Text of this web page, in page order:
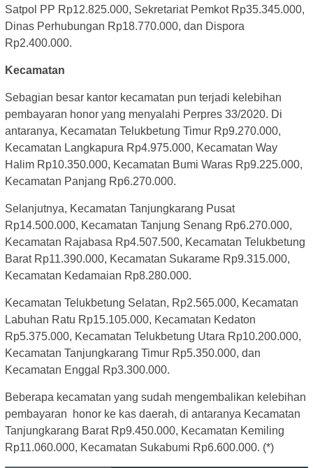
Satpol PP Rp12.825.000, Sekretariat Pemkot Rp35.345.000,
Dinas Perhubungan Rp18.770.000, dan Dispora
Rp2.400.000.
Kecamatan
Sebagian besar kantor kecamatan pun terjadi kelebihan
pembayaran honor yang menyalahi Perpres 33/2020. Di
antaranya, Kecamatan Telukbetung Timur Rp9.270.000,
Kecamatan Langkapura Rp4.975.000, Kecamatan Way
Halim Rp10.350.000, Kecamatan Bumi Waras Rp9.225.000,
Kecamatan Panjang Rp6.270.000.
Selanjutnya, Kecamatan Tanjungkarang Pusat
Rp14.500.000, Kecamatan Tanjung Senang Rp6.270.000,
Kecamatan Rajabasa Rp4.507.500, Kecamatan Telukbetung
Barat Rp11.390.000, Kecamatan Sukarame Rp9.315.000,
Kecamatan Kedamaian Rp8.280.000.
Kecamatan Telukbetung Selatan, Rp2.565.000, Kecamatan
Labuhan Ratu Rp15.105.000, Kecamatan Kedaton
Rp5.375.000, Kecamatan Telukbetung Utara Rp10.200.000,
Kecamatan Tanjungkarang Timur Rp5.350.000, dan
Kecamatan Enggal Rp3.300.000.
Beberapa kecamatan yang sudah mengembalikan kelebihan
pembayaran honor ke kas daerah, di antaranya Kecamatan
Tanjungkarang Barat Rp9.450.000, Kecamatan Kemiling
Rp11.060.000, Kecamatan Sukabumi Rp6.600.000. (*)